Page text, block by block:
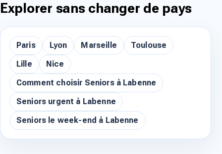
Explorer sans changer de pays
Paris Lyon Marseille
Toulouse
Lille
Nice
Comment choisir Seniors à Labenne
Seniors urgent à Labenne
Seniors le week-end à Labenne